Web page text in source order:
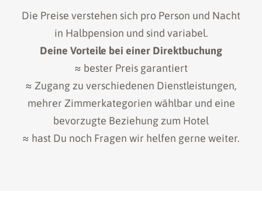
Die Preise verstehen sich pro Person und Nacht
in Halbpension und sind variabel.
Deine Vorteile bei einer Direktbuchung
≈ bester Preis garantiert
≈ Zugang zu verschiedenen Dienstleistungen,
mehrer Zimmerkategorien wählbar und eine
bevorzugte Beziehung zum Hotel
≈ hast Du noch Fragen wir helfen gerne weiter.